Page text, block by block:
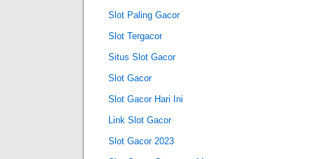
Slot Paling Gacor
Slot Tergacor
Situs Slot Gacor
Slot Gacor
Slot Gacor Hari Ini
Link Slot Gacor
Slot Gacor 2023